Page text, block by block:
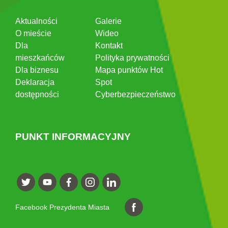
Aktualności
O mieście
Dla
mieszkańców
Dla biznesu
Deklaracja
dostępności
Galerie
Wideo
Kontakt
Polityka prywatności
Mapa punktów Hot
Spot
Cyberbezpieczeństwo
PUNKT INFORMACYJNY
Facebook Prezydenta Miasta